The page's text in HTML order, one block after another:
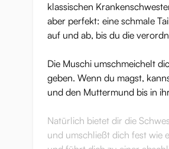
klassischen
aber perfekt: eine schmale
auf und ab, bis du die
Die Muschi umschmeichelt
geben. Wenn du magst,
und den Muttermund bis in
Natürlich bietet dir die
und umschließt dich fest wie